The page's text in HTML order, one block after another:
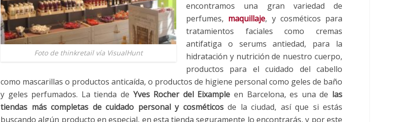
Foto de thinkretail vía VisualHunt
encontramos una gran variedad de
perfumes, maquillaje, y cosméticos para
tratamientos faciales como cremas
antifatiga o serums antiedad, para la
hidratación y nutrición de nuestro cuerpo,
productos para el cuidado del cabello
como mascarillas o productos anticaída, o productos de higiene personal como geles de baño
y geles perfumados. La tienda de Yves Rocher del Eixample en Barcelona, es una de las
tiendas más completas de cuidado personal y cosméticosde la ciudad, así que si estás
buscando algún producto en especial, en esta tienda seguramente lo encontrarás, y por este